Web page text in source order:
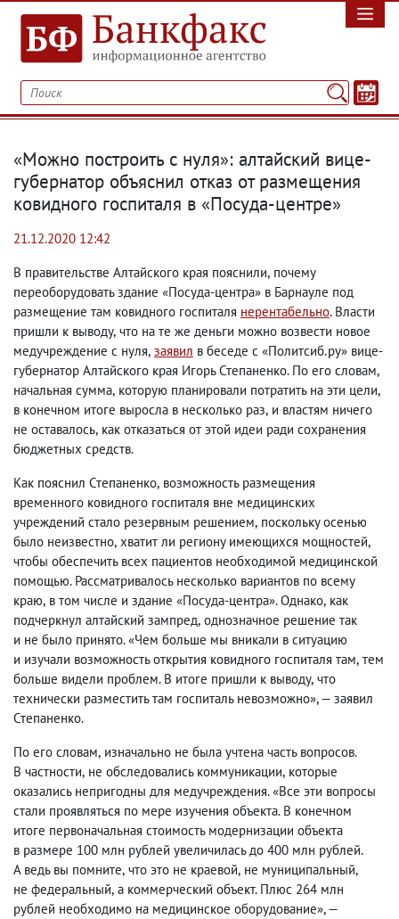
«Можно построить с нуля»: алтайский вице-
губернатор объяснил отказ от размещения
ковидного госпиталя в «Посуда-центре»
21.12.2020 12:42
В правительстве Алтайского края пояснили, почему
переоборудовать здание «Посуда-центра» в Барнауле под
размещение там ковидного госпиталя нерентабельно. Власти
пришли к выводу, что на те же деньги можно возвести новое
медучреждение с нуля, заявил в беседе с «Политсиб.ру» вице-
губернатор Алтайского края Игорь Степаненко. По его словам,
начальная сумма, которую планировали потратить на эти цели,
в конечном итоге выросла в несколько раз, и властям ничего
не оставалось, как отказаться от этой идеи ради сохранения
бюджетных средств.
Как пояснил Степаненко, возможность размещения
временного ковидного госпиталя вне медицинских
учреждений стало резервным решением, поскольку осенью
было неизвестно, хватит ли региону имеющихся мощностей,
чтобы обеспечить всех пациентов необходимой медицинской
помощью. Рассматривалось несколько вариантов по всему
краю, в том числе и здание «Посуда-центра». Однако, как
подчеркнул алтайский зампред, однозначное решение так
и не было принято. «Чем больше мы вникали в ситуацию
и изучали возможность открытия ковидного госпиталя там, тем
больше видели проблем. В итоге пришли к выводу, что
технически разместить там госпиталь невозможно», — заявил
Степаненко.
По его словам, изначально не была учтена часть вопросов.
В частности, не обследовались коммуникации, которые
оказались непригодны для медучреждения. «Все эти вопросы
стали проявляться по мере изучения объекта. В конечном
итоге первоначальная стоимость модернизации объекта
в размере 100 млн рублей увеличилась до 400 млн рублей.
А ведь вы помните, что это не краевой, не муниципальный,
не федеральный, а коммерческий объект. Плюс 264 млн
рублей необходимо на медицинское оборудование», —